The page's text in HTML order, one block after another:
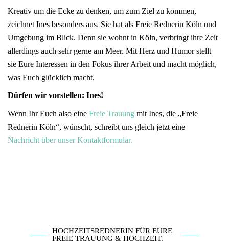
Kreativ um die Ecke zu denken, um zum Ziel zu kommen,
zeichnet Ines besonders aus. Sie hat als Freie Rednerin Köln und
Umgebung im Blick. Denn sie wohnt in Köln, verbringt ihre Zeit
allerdings auch sehr gerne am Meer. Mit Herz und Humor stellt
sie Eure Interessen in den Fokus ihrer Arbeit und macht möglich,
was Euch glücklich macht.
Dürfen wir vorstellen: Ines!
Wenn Ihr Euch also eine Freie Trauung mit Ines, die „Freie
Rednerin Köln“, wünscht, schreibt uns gleich jetzt eine
Nachricht über unser Kontaktformular.
HOCHZEITSREDNERIN FÜR EURE
FREIE TRAUUNG & HOCHZEIT.